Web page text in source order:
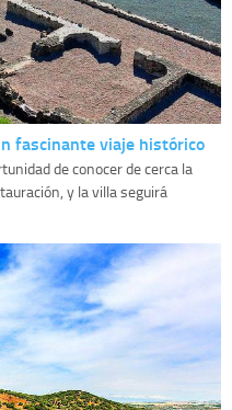
fascinante viaje histórico
de conocer de cerca la
y la villa seguirá